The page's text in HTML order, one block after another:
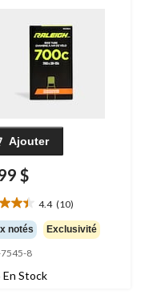
Ajouter
$
4.4 (10)
notés Exclusivité
8
En Stock